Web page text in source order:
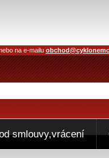
na e-mailu
smlouvy,vrácení